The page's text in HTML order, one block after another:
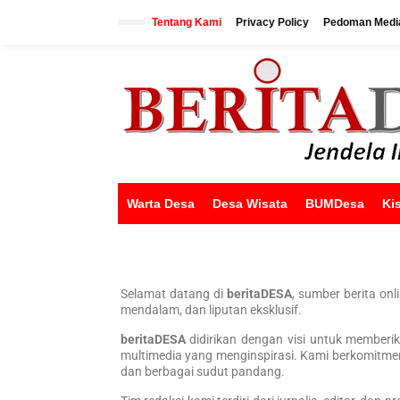
Tentang Kami Privacy Policy Pedoman
Warta Desa Desa Wisata BUMDesa
Selamat datang di beritaDESA, sumber berita
mendalam, dan liputan eksklusif.
beritaDESAdidirikan dengan visi untuk
multimedia yang menginspirasi. Kami
dan berbagai sudut pandang.